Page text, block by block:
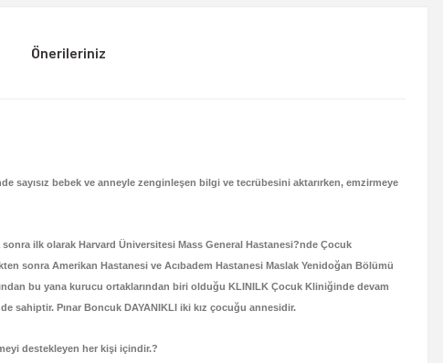
Önerileriniz
sayısız bebek ve anneyle zenginleşen bilgi ve tecrübesini aktarırken, emzirmeye
ilk olarak Harvard Üniversitesi Mass General Hastanesi?nde Çocuk
sonra Amerikan Hastanesi ve Acıbadem Hastanesi Maslak Yenidoğan Bölümü
bu yana kurucu ortaklarından biri olduğu KLINILK Çocuk Kliniğinde devam
sahiptir. Pınar Boncuk DAYANIKLI iki kız çocuğu annesidir.
destekleyen her kişi içindir.?